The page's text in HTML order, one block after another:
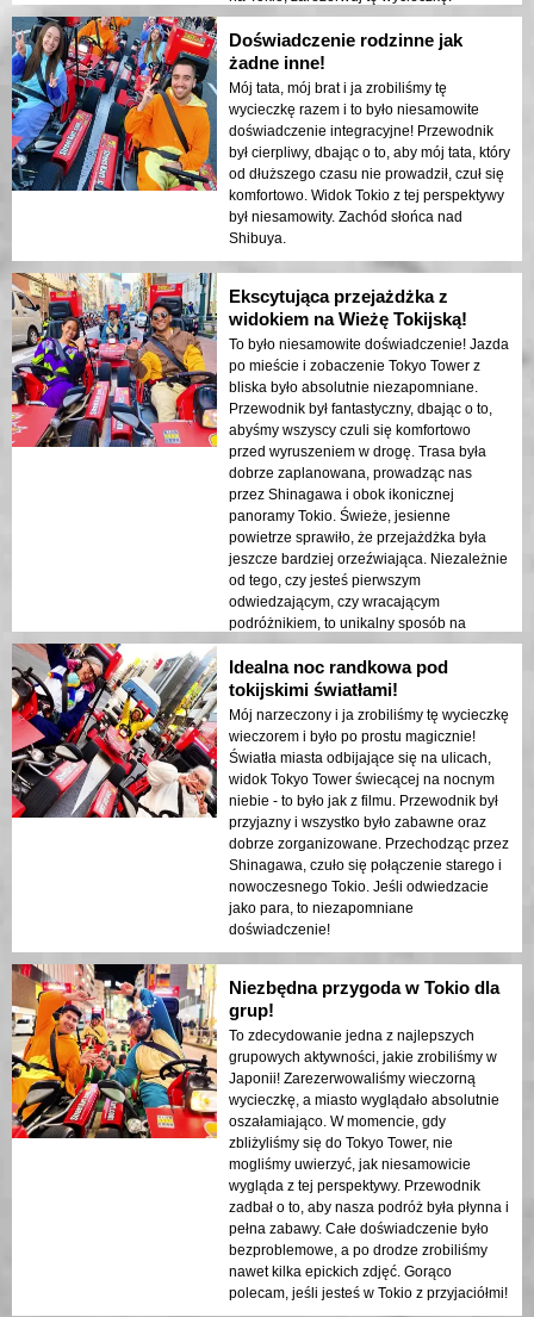
Doświadczenie rodzinne jak
żadne inne!
Mój tata, mój brat i ja zrobiliśmy tę
wycieczkę razem i to było niesamowite
doświadczenie integracyjne! Przewodnik
był cierpliwy, dbając o to, aby mój tata, który
od dłuższego czasu nie prowadził, czuł się
komfortowo. Widok Tokio z tej perspektywy
był niesamowity. Zachód słońca nad
Shibuya.
Ekscytująca przejażdżka z
widokiem na Wieżę Tokijską!
To było niesamowite doświadczenie! Jazda
po mieście i zobaczenie Tokyo Tower z
bliska było absolutnie niezapomniane.
Przewodnik był fantastyczny, dbając o to,
abyśmy wszyscy czuli się komfortowo
przed wyruszeniem w drogę. Trasa była
dobrze zaplanowana, prowadząc nas
przez Shinagawa i obok ikonicznej
panoramy Tokio. Świeże, jesienne
powietrze sprawiło, że przejażdżka była
jeszcze bardziej orzeźwiająca. Niezależnie
od tego, czy jesteś pierwszym
odwiedzającym, czy wracającym
podróżnikiem, to unikalny sposób na
zobaczenie Tokio! 🚗✨
Idealna noc randkowa pod
tokijskimi światłami!
Mój narzeczony i ja zrobiliśmy tę wycieczkę
wieczorem i było po prostu magicznie!
Światła miasta odbijające się na ulicach,
widok Tokyo Tower świecącej na nocnym
niebie - to było jak z filmu. Przewodnik był
przyjazny i wszystko było zabawne oraz
dobrze zorganizowane. Przechodząc przez
Shinagawa, czuło się połączenie starego i
nowoczesnego Tokio. Jeśli odwiedzacie
jako para, to niezapomniane
doświadczenie!
Niezbędna przygoda w Tokio dla
grup!
To zdecydowanie jedna z najlepszych
grupowych aktywności, jakie zrobiliśmy w
Japonii! Zarezerwowaliśmy wieczorną
wycieczkę, a miasto wyglądało absolutnie
oszałamiająco. W momencie, gdy
zbliżyliśmy się do Tokyo Tower, nie
mogliśmy uwierzyć, jak niesamowicie
wygląda z tej perspektywy. Przewodnik
zadbał o to, aby nasza podróż była płynna i
pełna zabawy. Całe doświadczenie było
bezproblemowe, a po drodze zrobiliśmy
nawet kilka epickich zdjęć. Gorąco
polecam, jeśli jesteś w Tokio z przyjaciółmi!